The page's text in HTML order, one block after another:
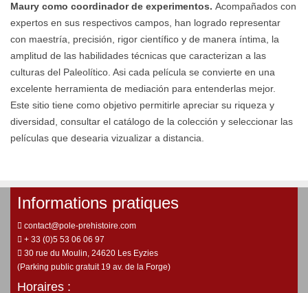
Maury como coordinador de experimentos. Acompañados con
expertos en sus respectivos campos, han logrado representar
con maestría, precisión, rigor científico y de manera íntima, la
amplitud de las habilidades técnicas que caracterizan a las
culturas del Paleolítico. Asi cada película se convierte en una
excelente herramienta de mediación para entenderlas mejor.
Este sitio tiene como objetivo permitirle apreciar su riqueza y
diversidad, consultar el catálogo de la colección y seleccionar las
películas que desearia vizualizar a distancia.
Informations pratiques
contact@pole-prehistoire.com
+ 33 (0)5 53 06 06 97
30 rue du Moulin, 24620 Les Eyzies
(Parking public gratuit 19 av. de la Forge)
Horaires :